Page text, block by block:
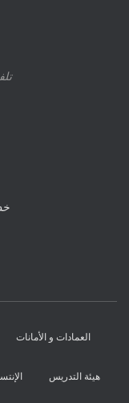
العمادات و الأمانات
هيئة التدريس